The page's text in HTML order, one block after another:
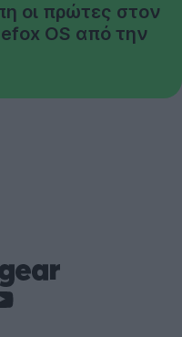
οι πρώτες στον
OS από την